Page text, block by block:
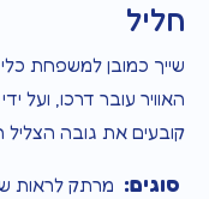
חליל
שייך כמובן למשפחת
האוויר עובר דרכו, ועל
קובעים את גובה הצליל
סוגים: מרתק לראות